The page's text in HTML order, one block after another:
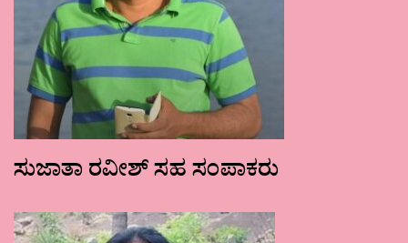
ಸುಜಾತಾ ರವೀಶ್ ಸಹ ಸಂಪಾಕರು